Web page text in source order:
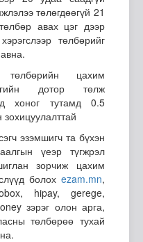
төлөгдөөгүй 21
авах цэг дээр
төлбөрийг
цахим
дотор төлж
хоног тутамд 0.5
эзэмшигч та бүхэн
үеэр түгжрэл
зорчиж цахим
болох ezam.mn,
hipay, gerege,
зэрэг олон арга,
төлбөрөө тухай